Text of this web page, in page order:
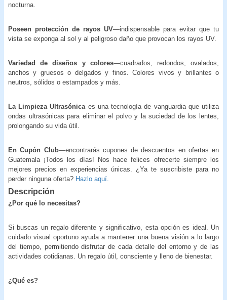
nocturna.
Poseen protección de rayos UV—indispensable para evitar que tu
vista se exponga al sol y al peligroso daño que provocan los rayos UV.
Variedad de diseños y colores—cuadrados, redondos, ovalados,
anchos y gruesos o delgados y finos. Colores vivos y brillantes o
neutros, sólidos o estampados y más.
La Limpieza Ultrasónica es una tecnología de vanguardia que utiliza
ondas ultrasónicas para eliminar el polvo y la suciedad de los lentes,
prolongando su vida útil.
En Cupón Club—encontrarás cupones de descuentos en ofertas en
Guatemala ¡Todos los días! Nos hace felices ofrecerte siempre los
mejores precios en experiencias únicas. ¿Ya te suscribiste para no
perder ninguna oferta? Hazlo aquí.
Descripción
¿Por qué lo necesitas?
Si buscas un regalo diferente y significativo, esta opción es ideal. Un
cuidado visual oportuno ayuda a mantener una buena visión a lo largo
del tiempo, permitiendo disfrutar de cada detalle del entorno y de las
actividades cotidianas. Un regalo útil, consciente y lleno de bienestar.
¿Qué es?